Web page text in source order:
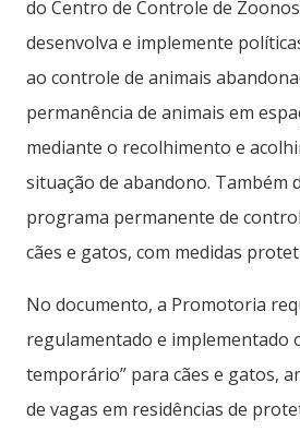
do Centro de Controle de
desenvolva e implemente
ao controle de animais
permanência de animais em
mediante o recolhimento e
situação de abandono. Também
programa permanente de
cães e gatos, com medidas
No documento, a Promotoria
regulamentado e implementado
temporário” para cães e gatos,
de vagas em residências de